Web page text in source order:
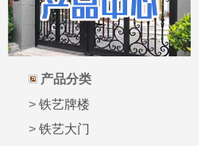
产品分类
> 铁艺牌楼
> 铁艺大门